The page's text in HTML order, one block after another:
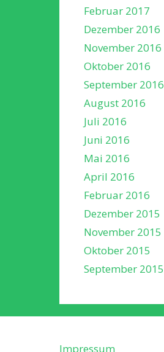
Februar 2017
Dezember 2016
November 2016
Oktober 2016
September 2016
August 2016
Juli 2016
Juni 2016
Mai 2016
April 2016
Februar 2016
Dezember 2015
November 2015
Oktober 2015
September 2015
Impressum